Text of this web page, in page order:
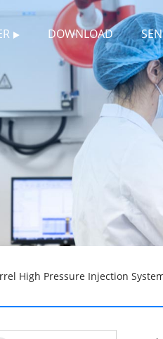
DOWNLOAD
High Pressure Injection